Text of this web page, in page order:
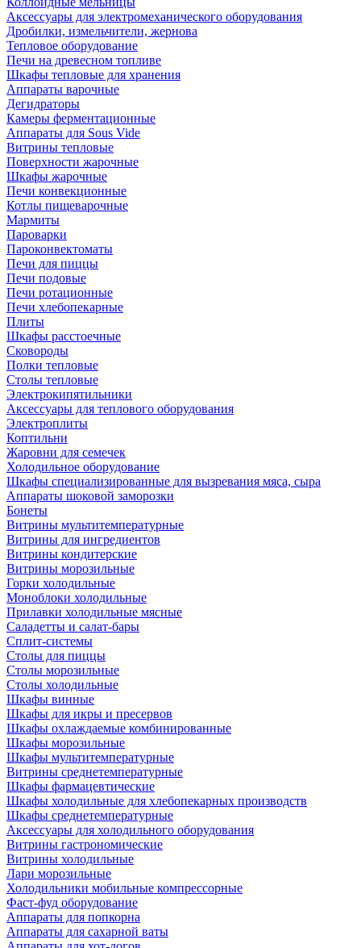
Аксессуары для электромеханического оборудования
Дробилки, измельчители, жернова
Тепловое оборудование
Печи на древесном топливе
Шкафы тепловые для хранения
Аппараты варочные
Дегидраторы
Камеры ферментационные
Аппараты для Sous Vide
Витрины тепловые
Поверхности жарочные
Шкафы жарочные
Печи конвекционные
Котлы пищеварочные
Мармиты
Пароварки
Пароконвектоматы
Печи для пиццы
Печи подовые
Печи ротационные
Печи хлебопекарные
Плиты
Шкафы расстоечные
Сковороды
Полки тепловые
Столы тепловые
Электрокипятильники
Аксессуары для теплового оборудования
Электроплиты
Коптильни
Жаровни для семечек
Холодильное оборудование
Шкафы специализированные для вызревания мяса, сыра
Аппараты шоковой заморозки
Бонеты
Витрины мультитемпературные
Витрины для ингредиентов
Витрины кондитерские
Витрины морозильные
Горки холодильные
Моноблоки холодильные
Прилавки холодильные мясные
Саладетты и салат-бары
Сплит-системы
Столы для пиццы
Столы морозильные
Столы холодильные
Шкафы винные
Шкафы для икры и пресервов
Шкафы охлаждаемые комбинированные
Шкафы морозильные
Шкафы мультитемпературные
Витрины среднетемпературные
Шкафы фармацевтические
Шкафы холодильные для хлебопекарных производств
Шкафы среднетемпературные
Аксессуары для холодильного оборудования
Витрины гастрономические
Витрины холодильные
Лари морозильные
Холодильники мобильные компрессорные
Фаст-фуд оборудование
Аппараты для попкорна
Аппараты для сахарной ваты